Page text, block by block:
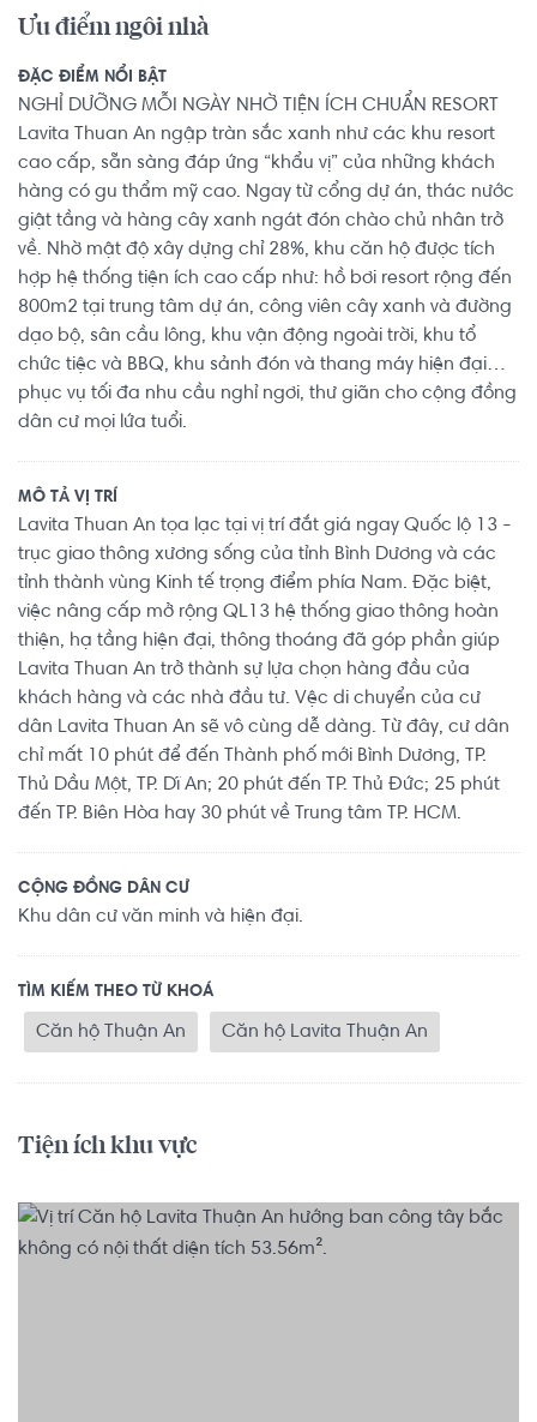
Ưu điểm ngôi nhà
ĐẶC ĐIỂM NỔI BẬT
NGHỈ DƯỠNG MỖI NGÀY NHỜ TIỆN ÍCH CHUẨN RESORT
Lavita Thuan An ngập tràn sắc xanh như các khu resort
cao cấp, sẵn sàng đáp ứng “khẩu vị” của những khách
hàng có gu thẩm mỹ cao. Ngay từ cổng dự án, thác nước
giật tầng và hàng cây xanh ngát đón chào chủ nhân trở
về. Nhờ mật độ xây dựng chỉ 28%, khu căn hộ được tích
hợp hệ thống tiện ích cao cấp như: hồ bơi resort rộng đến
800m2 tại trung tâm dự án, công viên cây xanh và đường
dạo bộ, sân cầu lông, khu vận động ngoài trời, khu tổ
chức tiệc và BBQ, khu sảnh đón và thang máy hiện đại…
phục vụ tối đa nhu cầu nghỉ ngơi, thư giãn cho cộng đồng
dân cư mọi lứa tuổi.
MÔ TẢ VỊ TRÍ
Lavita Thuan An tọa lạc tại vị trí đắt giá ngay Quốc lộ 13 -
trục giao thông xương sống của tỉnh Bình Dương và các
tỉnh thành vùng Kinh tế trọng điểm phía Nam. Đặc biệt,
việc nâng cấp mở rộng QL13 hệ thống giao thông hoàn
thiện, hạ tầng hiện đại, thông thoáng đã góp phần giúp
Lavita Thuan An trở thành sự lựa chọn hàng đầu của
khách hàng và các nhà đầu tư. Vệc di chuyển của cư
dân Lavita Thuan An sẽ vô cùng dễ dàng. Từ đây, cư dân
chỉ mất 10 phút để đến Thành phố mới Bình Dương, TP.
Thủ Dầu Một, TP. Dĩ An; 20 phút đến TP. Thủ Đức; 25 phút
đến TP. Biên Hòa hay 30 phút về Trung tâm TP. HCM.
CỘNG ĐỒNG DÂN CƯ
Khu dân cư văn minh và hiện đại.
TÌM KIẾM THEO TỪ KHOÁ
Căn hộ Thuận An Căn hộ Lavita Thuận An
Tiện ích khu vực